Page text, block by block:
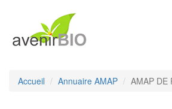
Accueil Annuaire AMAP AMAP DE